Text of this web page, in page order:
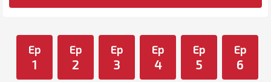
Ep
1
Ep
2
Ep
3
Ep
4
Ep
5
Ep
6